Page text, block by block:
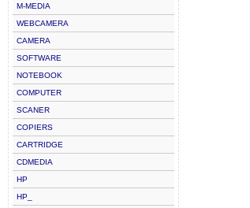
M-MEDIA
WEBCAMERA
CAMERA
SOFTWARE
NOTEBOOK
COMPUTER
SCANER
COPIERS
CARTRIDGE
CDMEDIA
HP
HP_